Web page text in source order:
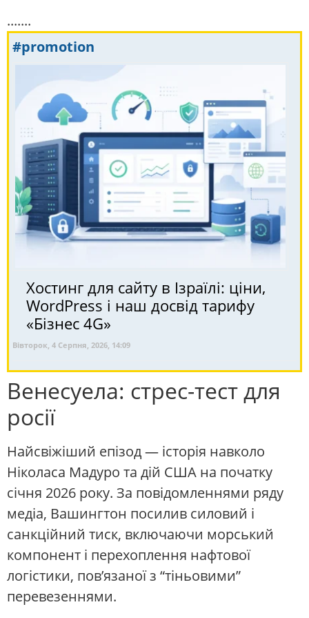
.......
#promotion
Хостинг для сайту в Ізраїлі: ціни,
WordPress і наш досвід тарифу
«Бізнес 4G»
Вівторок, 4 Серпня, 2026, 14:09
Венесуела: стрес-тест для
росії
Найсвіжіший епізод — історія навколо
Ніколаса Мадуро та дій США на початку
січня 2026 року. За повідомленнями ряду
медіа, Вашингтон посилив силовий і
санкційний тиск, включаючи морський
компонент і перехоплення нафтової
логістики, пов’язаної з “тіньовими”
перевезеннями.